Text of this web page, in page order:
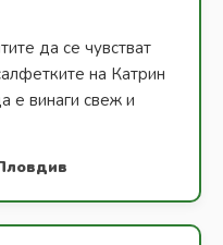
да се чувстват
на Катрин
е винаги свеж и